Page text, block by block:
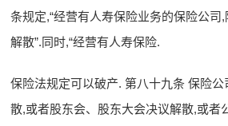
条规定,“经营有人寿保险业务的保险公司
解散”.同时,“经营有人寿保险.
保险法规定可以破产. 第八十九条 保险
散,或者股东会、股东大会决议解散,或者